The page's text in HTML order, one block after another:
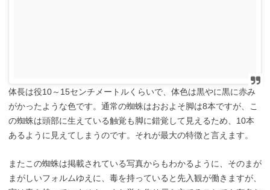
体長は役10～15センチメートルくらいで、体色は黒やに黒に赤み
がかったような色です。通常の蜘蛛はおおよそ脚は8本ですが、こ
の蜘蛛は頭部に生えている触覚も脚に錯覚して見えるため、10本
あるように見えてしまうのです。それが最大の特徴と言えます。
またこの蜘蛛は掲載されている写真からもわかるように、そのまが
まがしいフォルムゆえに、毒を持っていると先入観が働きますが、